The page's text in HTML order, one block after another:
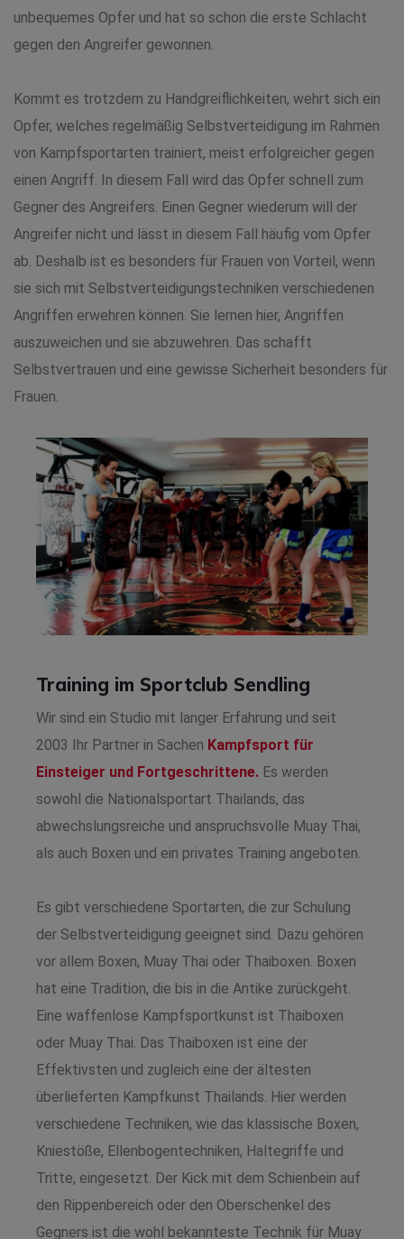
unbequemes Opfer und hat so schon die erste Schlacht
gegen den Angreifer gewonnen.
Kommt es trotzdem zu Handgreiflichkeiten, wehrt sich ein
Opfer, welches regelmäßig Selbstverteidigung im Rahmen
von Kampfsportarten trainiert, meist erfolgreicher gegen
einen Angriff. In diesem Fall wird das Opfer schnell zum
Gegner des Angreifers. Einen Gegner wiederum will der
Angreifer nicht und lässt in diesem Fall häufig vom Opfer
ab. Deshalb ist es besonders für Frauen von Vorteil, wenn
sie sich mit Selbstverteidigungstechniken verschiedenen
Angriffen erwehren können. Sie lernen hier, Angriffen
auszuweichen und sie abzuwehren. Das schafft
Selbstvertrauen und eine gewisse Sicherheit besonders für
Frauen.
Training im Sportclub Sendling
Wir sind ein Studio mit langer Erfahrung und seit
2003 Ihr Partner in Sachen Kampfsport für
Einsteiger und Fortgeschrittene. Es werden
sowohl die Nationalsportart Thailands, das
abwechslungsreiche und anspruchsvolle Muay Thai,
als auch Boxen und ein privates Training angeboten.
Es gibt verschiedene Sportarten, die zur Schulung
der Selbstverteidigung geeignet sind. Dazu gehören
vor allem Boxen, Muay Thai oder Thaiboxen. Boxen
hat eine Tradition, die bis in die Antike zurückgeht.
Eine waffenlose Kampfsportkunst ist Thaiboxen
oder Muay Thai. Das Thaiboxen ist eine der
Effektivsten und zugleich eine der ältesten
überlieferten Kampfkunst Thailands. Hier werden
verschiedene Techniken, wie das klassische Boxen,
Kniestöße, Ellenbogentechniken, Haltegriffe und
Tritte, eingesetzt. Der Kick mit dem Schienbein auf
den Rippenbereich oder den Oberschenkel des
Gegners ist die wohl bekannteste Technik für Muay